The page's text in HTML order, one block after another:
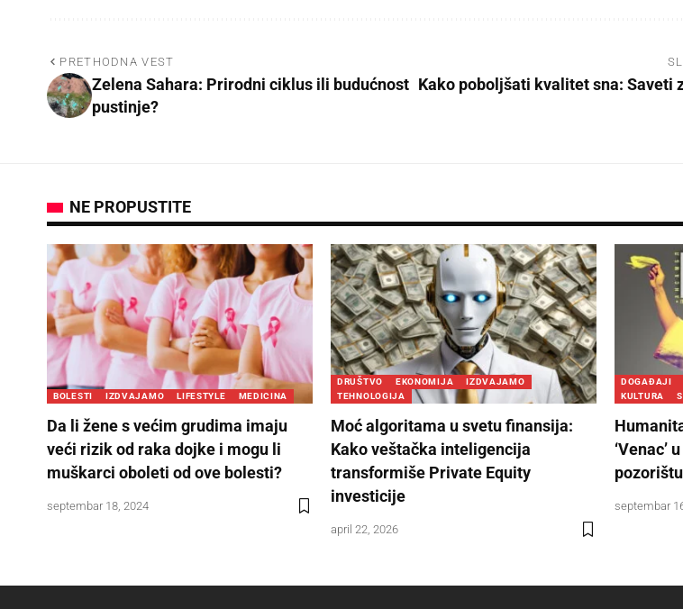
PRETHODNA VEST
Zelena Sahara: Prirodni ciklus ili budućnost
pustinje?
Kako poboljšati kvalitet sna: Saveti
NE PROPUSTITE
BOLESTI IZDVAJAMO LIFESTYLE MEDICINA
Da li žene s većim grudima imaju
veći rizik od raka dojke i mogu li
muškarci oboleti od ove bolesti?
septembar 18, 2024
DRUŠTVO EKONOMIJA
IZDVAJAMO
TEHNOLOGIJA
Moć algoritama u svetu finansija:
Kako veštačka inteligencija
transformiše Private Equity
investicije
april 22, 2026
DOGAĐAJI
KULTURA
‘Venac’
pozorištu
septembar